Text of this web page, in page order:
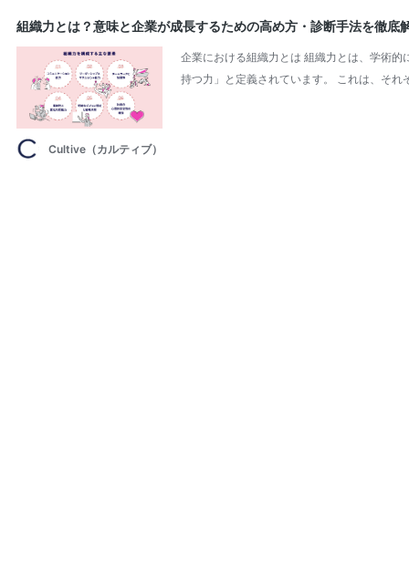
組織力とは？意味と企業が成長するための高め方・診断手法を徹底
企業における組織力とは 組織力とは、学術
持つ力」と定義されています。 これは、そ
Cultive（カルティブ）